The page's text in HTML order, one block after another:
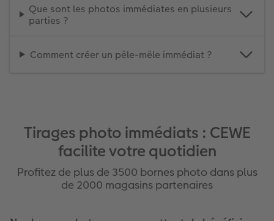
Que sont les photos immédiates en plusieurs
parties ?
Comment créer un pêle-mêle immédiat ?
Tirages photo immédiats : CEWE
facilite votre quotidien
Profitez de plus de 3500 bornes photo dans plus
de 2000 magasins partenaires